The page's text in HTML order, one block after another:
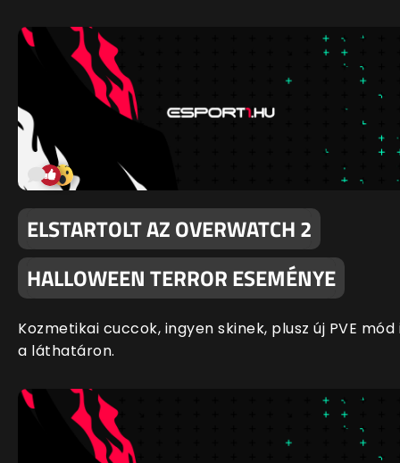
ELSTARTOLT AZ OVERWATCH 2
HALLOWEEN TERROR ESEMÉNYE
Kozmetikai cuccok, ingyen skinek, plusz új PVE mód
a láthatáron.